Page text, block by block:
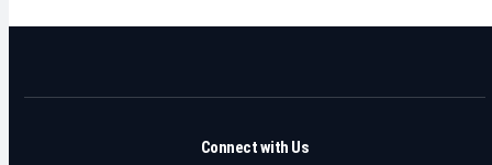
Connect with Us